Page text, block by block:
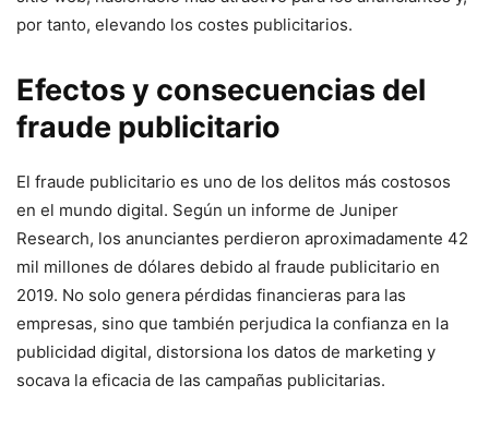
por tanto, elevando los costes​ publicitarios.
Efectos y consecuencias del
fraude publicitario
El fraude publicitario es uno ⁤de los delitos más costosos
en el mundo digital. Según un informe de Juniper
Research,‍ los anunciantes perdieron aproximadamente 42
mil millones de dólares debido al fraude publicitario en
2019. No solo​ genera pérdidas financieras para las
empresas, sino que también perjudica la confianza en la
publicidad digital, distorsiona los datos de ⁢marketing⁤ y
socava la⁢ eficacia‍ de las campañas publicitarias.